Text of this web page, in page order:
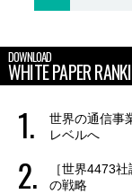
DOWNLOAD
WHITE PAPER
世界の通信事
レベルへ
［世界4473
の戦略